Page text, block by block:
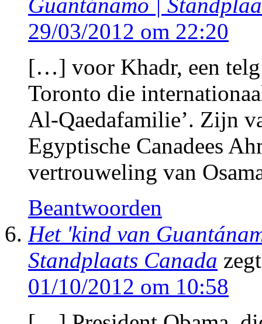
29/03/2012 om 22:20
[…] voor Khadr, een
Toronto die
Al-Qaedafamilie’. Zijn
Egyptische Canadees
vertrouweling van
Beantwoorden
Het 'kind van
Standplaats Canada
01/10/2012 om 10:58